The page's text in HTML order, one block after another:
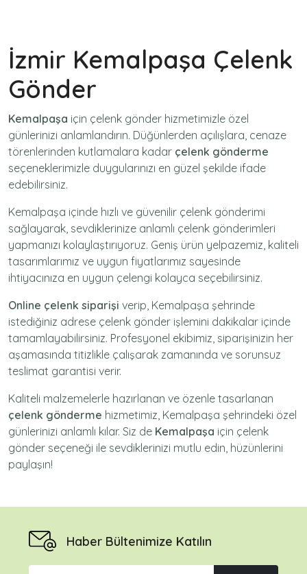
İzmir Kemalpaşa Çelenk
Gönder
Kemalpaşa için çelenk gönder hizmetimizle özel
günlerinizi anlamlandırın. Düğünlerden açılışlara, cenaze
törenlerinden kutlamalara kadar çelenk gönderme
seçeneklerimizle duygularınızı en güzel şekilde ifade
edebilirsiniz.
Kemalpaşa içinde hızlı ve güvenilir çelenk gönderimi
sağlayarak, sevdiklerinize anlamlı çelenk gönderimleri
yapmanızı kolaylaştırıyoruz. Geniş ürün yelpazemiz, kaliteli
tasarımlarımız ve uygun fiyatlarımız sayesinde
ihtiyacınıza en uygun çelengi kolayca seçebilirsiniz.
Online çelenk siparişi verip, Kemalpaşa şehrinde
istediğiniz adrese çelenk gönder işlemini dakikalar içinde
tamamlayabilirsiniz. Profesyonel ekibimiz, siparişinizin her
aşamasında titizlikle çalışarak zamanında ve sorunsuz
teslimat garantisi verir.
Kaliteli malzemelerle hazırlanan ve özenle tasarlanan
çelenk gönderme hizmetimiz, Kemalpaşa şehrindeki özel
günlerinizi anlamlı kılar. Siz de Kemalpaşa için çelenk
gönder seçeneği ile sevdiklerinizi mutlu edin, hüzünlerini
paylaşın!
Haber Bültenimize Katılın